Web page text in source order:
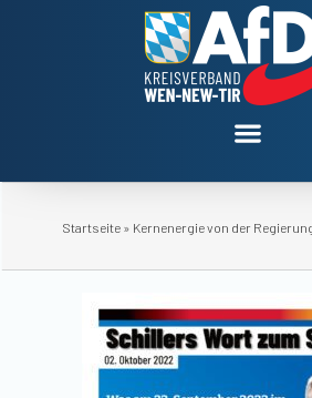
Startseite » Kernenergie von der